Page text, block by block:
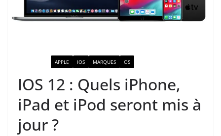
APPLE IOS MARQUES OS
IOS 12 : Quels iPhone,
iPad et iPod seront mis à
jour ?